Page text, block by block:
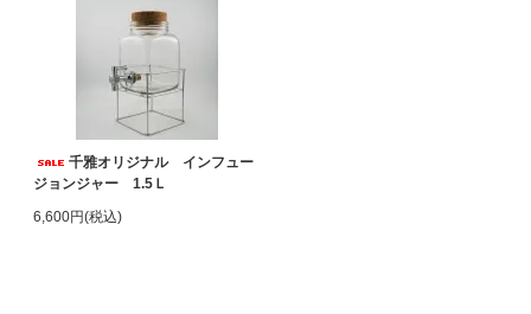
千雅オリジナル インフュー
ジョンジャー 1.5Ｌ
6,600円(税込)